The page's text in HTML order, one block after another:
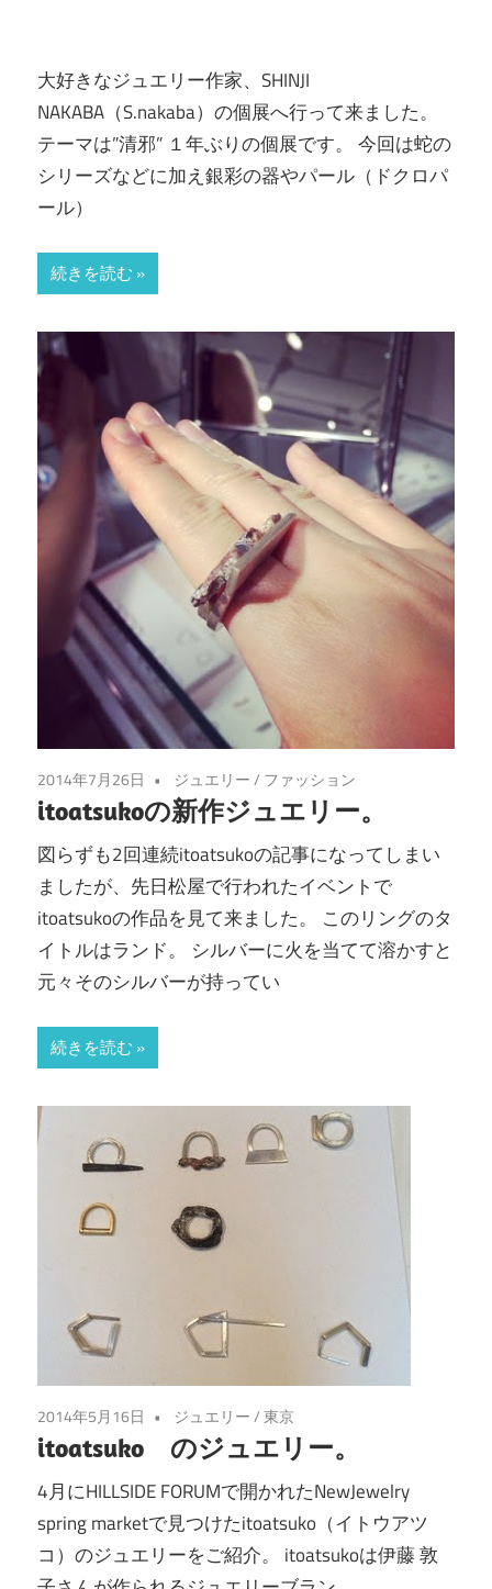
大好きなジュエリー作家、SHINJI
NAKABA（S.nakaba）の個展へ行って来ました。
テーマは”清邪” １年ぶりの個展です。 今回は蛇の
シリーズなどに加え銀彩の器やパール（ドクロパ
ール）
続きを読む
2014年7月26日 ジュエリー/ ファッション
itoatsukoの新作ジュエリー。
図らずも2回連続itoatsukoの記事になってしまい
ましたが、先日松屋で行われたイベントで
itoatsukoの作品を見て来ました。 このリングのタ
イトルはランド。 シルバーに火を当てて溶かすと
元々そのシルバーが持ってい
続きを読む
2014年5月16日 ジュエリー/東京
itoatsuko のジュエリー。
4月にHILLSIDE FORUMで開かれたNewJewelry
spring marketで見つけたitoatsuko（イトウアツ
コ）のジュエリーをご紹介。 itoatsukoは伊藤 敦